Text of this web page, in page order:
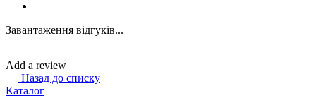
Завантаження відгуків...
Add a review
Назад до списку
Каталог